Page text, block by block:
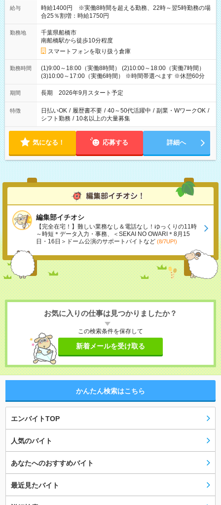
給与
時給1400円 ※実働8時間を超える勤務、22時～翌5時勤務の場
合25％割増：時給1750円
勤務地
千葉県船橋市
南船橋駅から徒歩10分程度
スマートフォンを取り扱う倉庫
勤務時間
(1)9:00～18:00（実働8時間） (2)10:00～18:00（実働7時間）
(3)10:00～17:00（実働6時間） ※時間帯選べます ※休憩60分
期間 長期 2026年9月スタート予定
特徴 日払いOK / 履歴書不要 / 40～50代活躍中 / 副業・WワークOK /
シフト勤務 / 10名以上の大量募集
気になる！ 応募する 詳細へ
編集部イチオシ
【完全在宅！】難しい業務なし＆電話なし！ゆっくりの11時
～時短＊データ入力・事務、＜SEKAI NO OWARI＊8月15
日・16日＞ドーム公演のサポートバイトなど (8/7UP!)
お気に入りの仕事は見つかりましたか？
この検索条件を保存して
新着メールを受け取る
かんたん検索はこちら
エンバイトTOP
人気のバイト
あなたへのおすすめバイト
最近見たバイト